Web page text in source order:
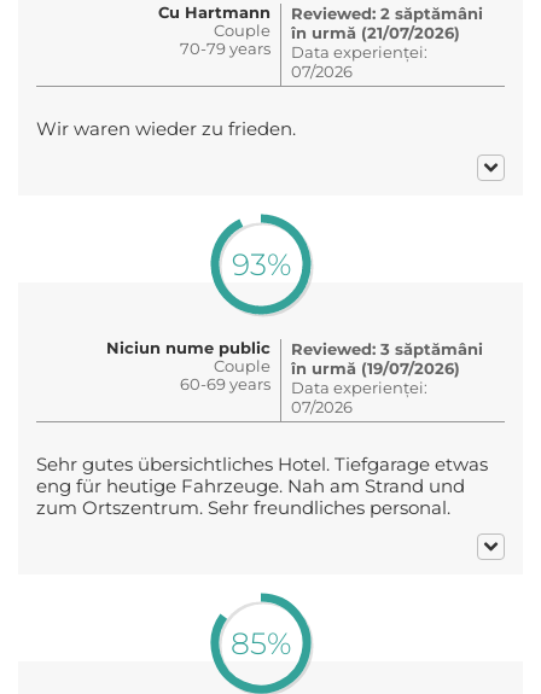
Cu Hartmann
Couple
70-79 years
Reviewed: 2 săptămâni
în urmă (21/07/2026)
Data experienței:
07/2026
Wir waren wieder zu frieden.
93%
Niciun nume public
Couple
60-69 years
Reviewed: 3 săptămâni
în urmă (19/07/2026)
Data experienței:
07/2026
Sehr gutes übersichtliches Hotel. Tiefgarage etwas
eng für heutige Fahrzeuge. Nah am Strand und
zum Ortszentrum. Sehr freundliches personal.
85%